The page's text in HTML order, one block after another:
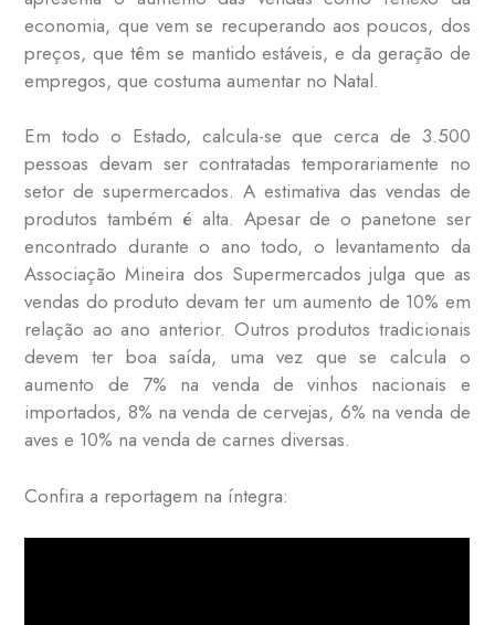
economia, que vem se recuperando aos poucos, dos
preços, que têm se mantido estáveis, e da geração de
empregos, que costuma aumentar no Natal.
Em todo o Estado, calcula-se que cerca de 3.500
pessoas devam ser contratadas temporariamente no
setor de supermercados. A estimativa das vendas de
produtos também é alta. Apesar de o panetone ser
encontrado durante o ano todo, o levantamento da
Associação Mineira dos Supermercados julga que as
vendas do produto devam ter um aumento de 10% em
relação ao ano anterior. Outros produtos tradicionais
devem ter boa saída, uma vez que se calcula o
aumento de 7% na venda de vinhos nacionais e
importados, 8% na venda de cervejas, 6% na venda de
aves e 10% na venda de carnes diversas.
Confira a reportagem na íntegra: